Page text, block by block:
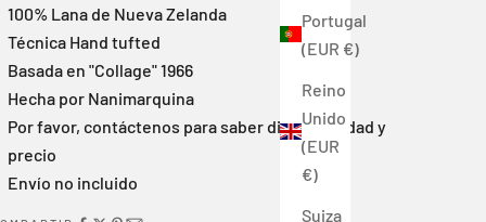
Portugal
(EUR €)
Reino
Unido
(EUR
€)
Suiza
100% Lana de Nueva Zelanda
Técnica Hand tufted
Basada en "Collage" 1966
Hecha por Nanimarquina
Por favor, contáctenos para saber disponibilidad y
precio
Envío no incluido